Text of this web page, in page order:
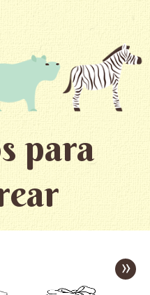
para
»